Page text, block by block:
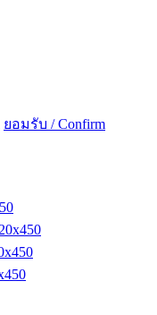
ยอมรับ / Confirm